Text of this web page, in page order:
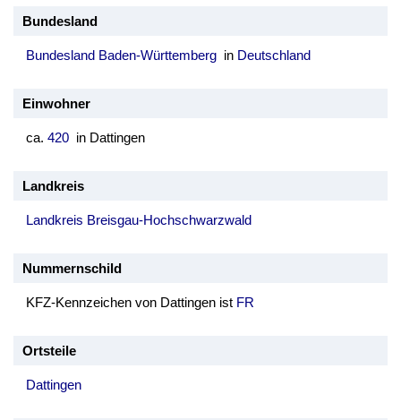
Bundesland
Bundesland Baden-Württemberg in Deutschland
Einwohner
ca. 420 in Dattingen
Landkreis
Landkreis Breisgau-Hochschwarzwald
Nummernschild
KFZ-Kennzeichen von Dattingen ist FR
Ortsteile
Dattingen